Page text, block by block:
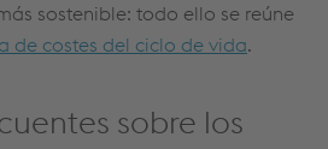
sostenible: todo ello se reúne
de costes del ciclo de vida.
sobre los